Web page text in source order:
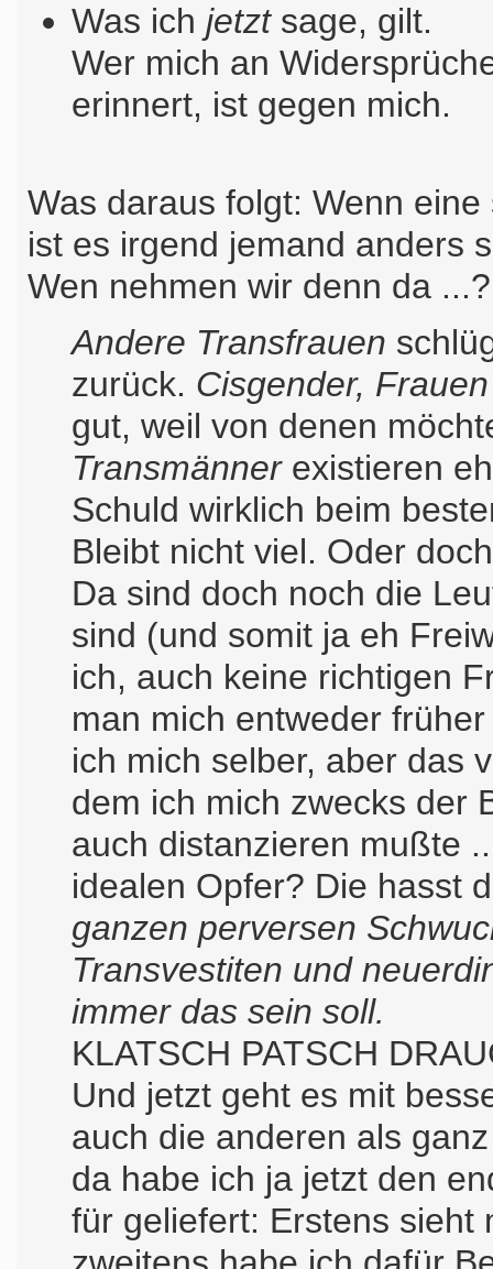
Was ich jetztsage, gilt.
Wer mich an
erinnert, ist gegen mich.
Was daraus folgt: Wenn
ist es irgend jemand anders
Wen nehmen wir denn da
Andere Transfrauen
zurück. Cisgender,
gut, weil von denen
Transmännerexistieren
Schuld wirklich beim
Bleibt nicht viel. Oder
Da sind doch noch die
sind (und somit ja eh
ich, auch keine richtigen
man mich entweder
ich mich selber, aber das
dem ich mich zwecks der
auch distanzieren mußte
idealen Opfer? Die hasst
ganzen perversen
Transvestiten und
immer das sein soll.
KLATSCH PATSCH
Und jetzt geht es mit
auch die anderen als
da habe ich ja jetzt den
für geliefert: Erstens sieht